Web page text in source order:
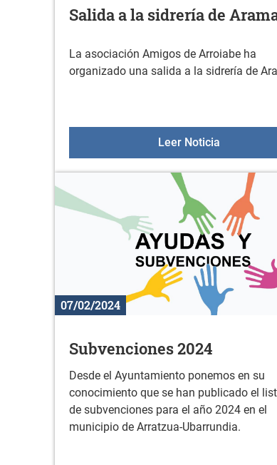
Salida a la sidrería de
La asociación Amigos de Arroiabe ha
organizado una salida a la sidrería de
Leer NoticiaSalida a la
07/02/2024
Subvenciones 2024
Desde el Ayuntamiento ponemos en su
conocimiento que se han publicado el
de subvenciones para el año 2024 en el
municipio de Arratzua-Ubarrundia.